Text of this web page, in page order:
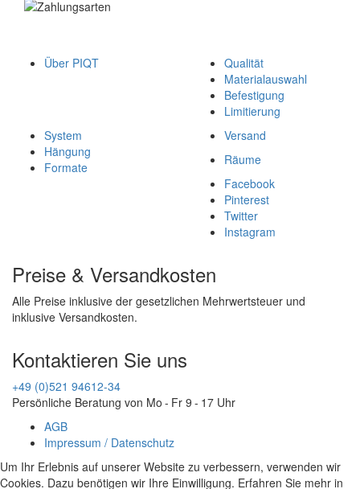
Über PIQT
Qualität
Materialauswahl
Befestigung
Limitierung
System
Hängung
Formate
Versand
Räume
Facebook
Pinterest
Twitter
Instagram
Preise & Versandkosten
Alle Preise inklusive der gesetzlichen Mehrwertsteuer und
inklusive Versandkosten.
Kontaktieren Sie uns
+49 (0)521 94612-34
Persönliche Beratung von Mo - Fr 9 - 17 Uhr
AGB
Impressum / Datenschutz
Um Ihr Erlebnis auf unserer Website zu verbessern, verwenden wir
Cookies. Dazu benötigen wir Ihre Einwilligung. Erfahren Sie mehr in